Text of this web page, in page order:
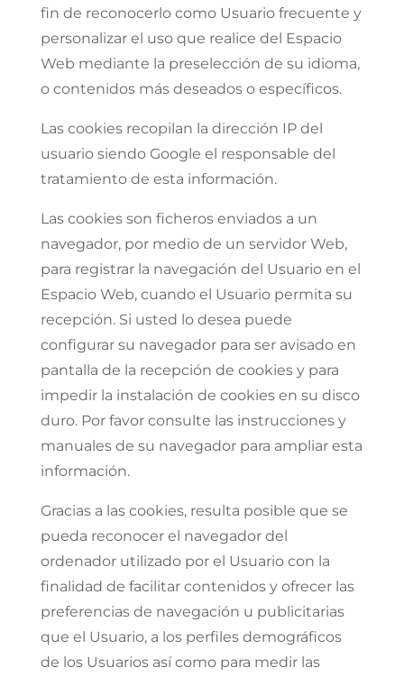
fin de reconocerlo como Usuario frecuente y
personalizar el uso que realice del Espacio
Web mediante la preselección de su idioma,
o contenidos más deseados o específicos.
Las cookies recopilan la dirección IP del
usuario siendo Google el responsable del
tratamiento de esta información.
Las cookies son ficheros enviados a un
navegador, por medio de un servidor Web,
para registrar la navegación del Usuario en el
Espacio Web, cuando el Usuario permita su
recepción. Si usted lo desea puede
configurar su navegador para ser avisado en
pantalla de la recepción de cookies y para
impedir la instalación de cookies en su disco
duro. Por favor consulte las instrucciones y
manuales de su navegador para ampliar esta
información.
Gracias a las cookies, resulta posible que se
pueda reconocer el navegador del
ordenador utilizado por el Usuario con la
finalidad de facilitar contenidos y ofrecer las
preferencias de navegación u publicitarias
que el Usuario, a los perfiles demográficos
de los Usuarios así como para medir las